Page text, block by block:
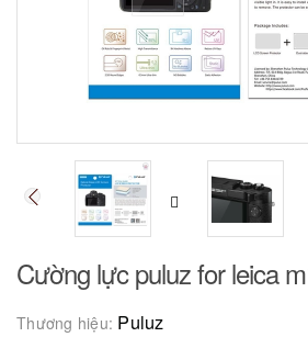
Cường lực puluz for leica
Thương hiệu: Puluz